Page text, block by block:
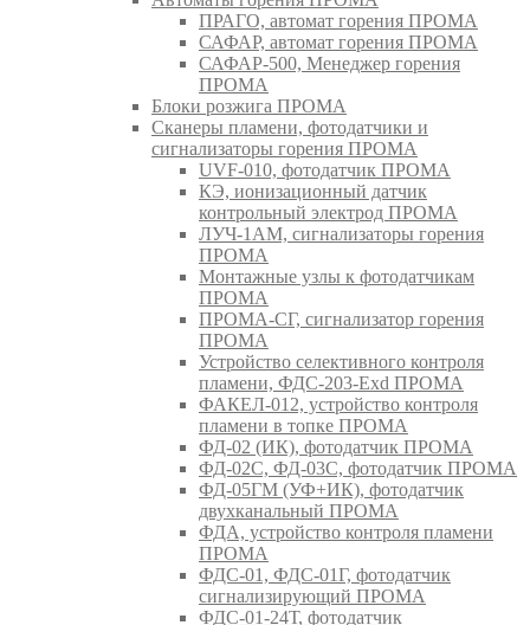
ПРАГО, автомат горения ПРОМА
САФАР, автомат горения ПРОМА
САФАР-500, Менеджер горения
ПРОМА
Блоки розжига ПРОМА
Сканеры пламени, фотодатчики и
сигнализаторы горения ПРОМА
UVF-010, фотодатчик ПРОМА
КЭ, ионизационный датчик
контрольный электрод ПРОМА
ЛУЧ-1АМ, сигнализаторы горения
ПРОМА
Монтажные узлы к фотодатчикам
ПРОМА
ПРОМА-СГ, сигнализатор горения
ПРОМА
Устройство селективного контроля
пламени, ФДС-203-Exd ПРОМА
ФАКЕЛ-012, устройство контроля
пламени в топке ПРОМА
ФД-02 (ИК), фотодатчик ПРОМА
ФД-02С, ФД-03С, фотодатчик ПРОМА
ФД-05ГМ (УФ+ИК), фотодатчик
двухканальный ПРОМА
ФДА, устройство контроля пламени
ПРОМА
ФДС-01, ФДС-01Г, фотодатчик
сигнализирующий ПРОМА
ФДС-01-24Т, фотодатчик